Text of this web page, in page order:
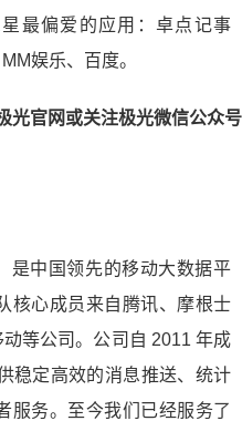
最偏爱的应用：卓点记事
娱乐、百度。
光官网或关注极光微信公众号
是中国领先的移动大数据平
核心成员来自腾讯、摩根士
等公司。公司自 2011 年成
稳定高效的消息推送、统计
服务。至今我们已经服务了